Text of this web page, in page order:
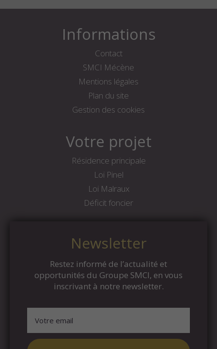
Informations
Contact
SMCI Mécène
Mentions légales
Plan du site
Gestion des cookies
Votre projet
Résidence principale
Loi Pinel
Loi Malraux
Déficit foncier
Newsletter
Restez informé de l’actualité et
opportunités du Groupe SMCI, en vous
inscrivant à notre newsletter.